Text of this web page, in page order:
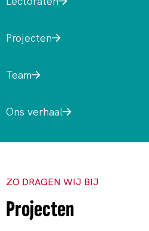
Projecten
Team
Ons verhaal
ZO DRAGEN WIJ BIJ
Projecten